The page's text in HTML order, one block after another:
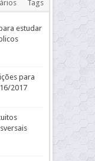
Tags
estudar
para
2017